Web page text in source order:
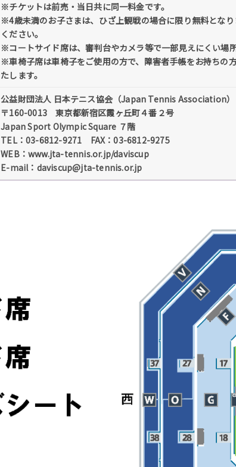
※チケットは前売・当日共に同一料金です。
※4歳未満のお子さまは、ひざ上観戦の場合に限り無料とな
ください。
※コートサイド席は、審判台やカメラ等で一部見えにくい場
※車椅子席は車椅子をご使用の方で、障害者手帳をお持ちの
たします。
公益財団法人 日本テニス協会（Japan Tennis Association）
〒160-0013 東京都新宿区霞ヶ丘町４番２号
Japan Sport Olympic Square ７階
TEL：03-6812-9271 FAX：03-6812-9275
WEB：www.jta-tennis.or.jp/daviscup
E-mail：daviscup@jta-tennis.or.jp